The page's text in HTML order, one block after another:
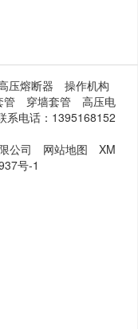
压熔断器
操作机构
管 穿墙套管
高压电
电话： 1395168152
公司 网站地图
XM
号-1